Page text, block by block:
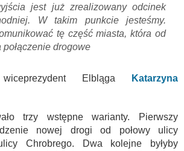
jest już zrealizowany odcinek
W takim punkcie jesteśmy.
tę część miasta, która od
połączenie drogowe
Elbląga
Katarzyna
trzy wstępne warianty. Pierwszy
nowej drogi od połowy ulicy
Chrobrego. Dwa kolejne byłyby